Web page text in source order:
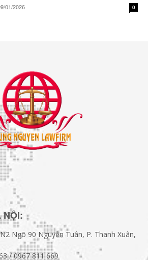
01/2026 0
NỘI:
Ngõ 90 Nguyễn Tuân, P. Thanh Xuân,
/ 0967 811 669